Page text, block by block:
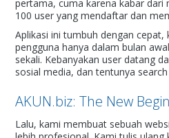
pertama, cuma karena kabar dari
100 user yang mendaftar dan
Aplikasi ini tumbuh dengan
pengguna hanya dalam bulan
sekali. Kebanyakan user datang
sosial media, dan tentunya search
AKUN.biz: The New
Lalu, kami membuat sebuah